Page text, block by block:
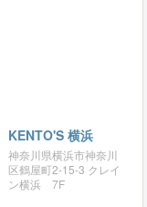
KENTO'S 横浜
神奈川県横浜市神奈川
区鶴屋町2-15-3 クレイ
ン横浜 7F